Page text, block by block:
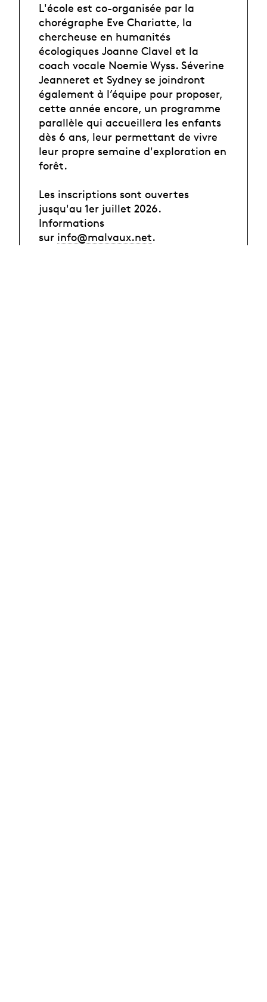
L'école est co-organisée par la
chorégraphe Eve Chariatte, la
chercheuse en humanités
écologiques Joanne Clavel et la
coach vocale Noemie Wyss. Séverine
Jeanneret et Sydney se joindront
également à l’équipe pour proposer,
cette année encore, un programme
parallèle qui accueillera les enfants
dès 6 ans, leur permettant de vivre
leur propre semaine d'exploration en
forêt.
Les inscriptions sont ouvertes
jusqu'au 1er juillet 2026.
Informations
sur info@malvaux.net.